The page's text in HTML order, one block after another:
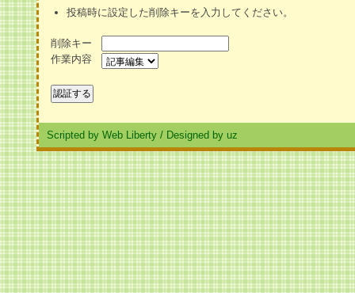
投稿時に設定した削除キーを入力してください。
削除キー
作業内容
Scripted by Web Liberty / Designed by uz